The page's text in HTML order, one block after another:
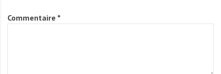
v
i
Commentaire *